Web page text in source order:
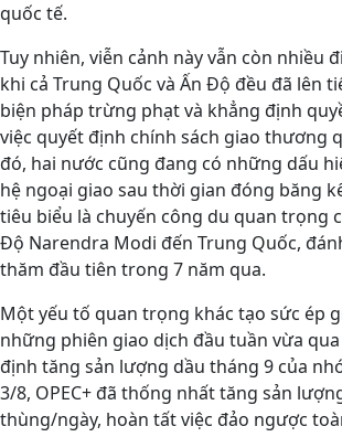
quốc tế.
Tuy nhiên, viễn cảnh này vẫn còn nhiều
khi cả Trung Quốc và Ấn Độ đều đã lên
biện pháp trừng phạt và khẳng định
việc quyết định chính sách giao thương
đó, hai nước cũng đang có những dấu
hệ ngoại giao sau thời gian đóng băng
tiêu biểu là chuyến công du quan trọng
Độ Narendra Modi đến Trung Quốc,
thăm đầu tiên trong 7 năm qua.
Một yếu tố quan trọng khác tạo sức ép
những phiên giao dịch đầu tuần vừa
định tăng sản lượng dầu tháng 9 của
3/8, OPEC+ đã thống nhất tăng sản
thùng/ngày, hoàn tất việc đảo ngược